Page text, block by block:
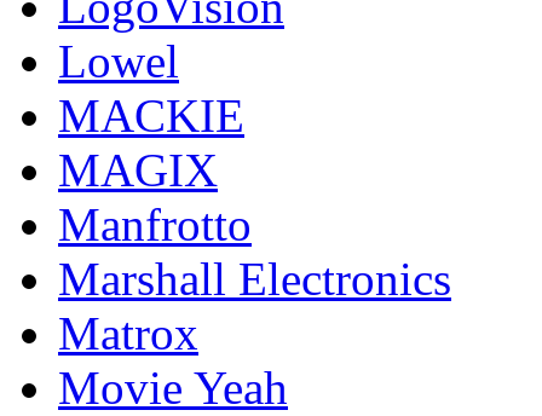
Lowel
MACKIE
MAGIX
Manfrotto
Marshall Electronics
Matrox
Movie Yeah